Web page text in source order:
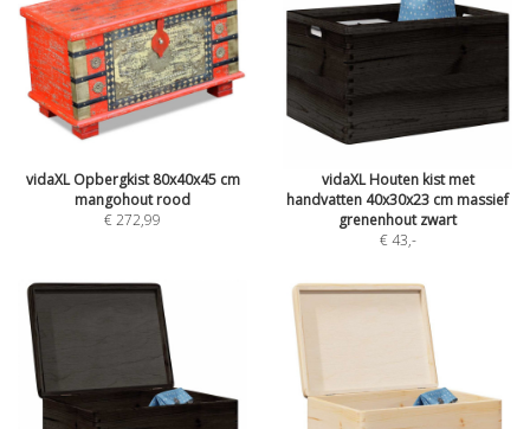
vidaXL Opbergkist 80x40x45 cm
mangohout rood
€ 272,99
vidaXL Houten kist met
handvatten 40x30x23 cm massief
grenenhout zwart
€ 43,-